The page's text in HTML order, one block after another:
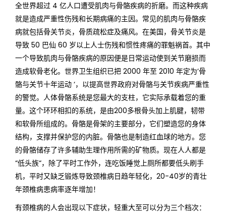
全世界超过 4 亿人口遭受肌肉与骨骼疾病的折磨。而这种疾病
就是造成严重性伤残和长期病痛的主因。常见的肌肉与骨骼疾
病就包括骨关节炎，骨质疏松症及痛风。在美国，骨关节炎是
导致 50 巴仙 60 岁以上人士伤残和惯性疼痛的罪魁祸首。其中
一个导致肌肉与骨骼疾病的原因便是日常运动使到关节磨损而
造成软骨老化。世界卫生组织已把 2000 年至 2010 年定为‘骨
骼与关节十年运动 ‘，以提高世界政府对骨骼与关节疾病严重性
的警觉。人体骨骼系统是您最大的支柱，它实际承载着您的重
量。这个环环相扣的系统，是由200多根骨头加上肌腱，韧带
和软骨所组成的。骨骼是骨架的主要部分，它们塑造您的身体
结构，支撑并保护您的内脏。骨骼也是制造红血球的地方。您
的骨骼储存了许多辅助生理作用所需的矿物质。现在人人都是
“低头族“，除了平时工作外，连吃饭睡觉上厕所都要低头刷手
机，平时又缺乏锻炼导致颈椎病日趋年轻化，20-40岁的青壮
年颈椎病患病率逐年增加！
有颈椎病的人会出现以下症状，轻重大至可以分为三个档次：